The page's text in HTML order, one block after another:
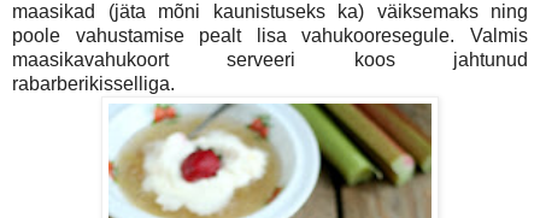
maasikad (jäta mõni kaunistuseks ka) väiksemaks ning
poole vahustamise pealt lisa vahukooresegule. Valmis
maasikavahukoort serveeri koos jahtunud
rabarberikisselliga.